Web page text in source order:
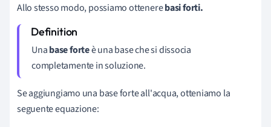
Allo stesso modo, possiamo ottenerebasi forti.
Unabase forteè una base che si dissocia
completamente in soluzione.
Se aggiungiamo una base forte all'acqua, otteniamo la
seguente equazione: